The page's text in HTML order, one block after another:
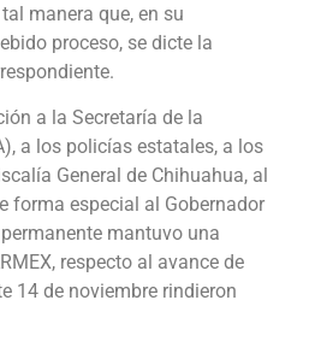
manera que, en su
proceso, se dicte la
a la Secretaría de la
a los policías estatales, a los
General de Chihuahua, al
forma especial al Gobernador
mantuvo una
respecto al avance de
14 de noviembre rindieron